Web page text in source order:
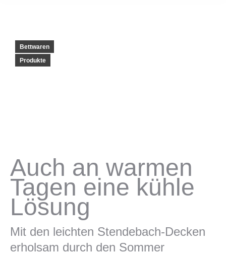
Bettwaren
Produkte
Auch an warmen
Tagen eine kühle
Lösung
Mit den leichten Stendebach-Decken
erholsam durch den Sommer